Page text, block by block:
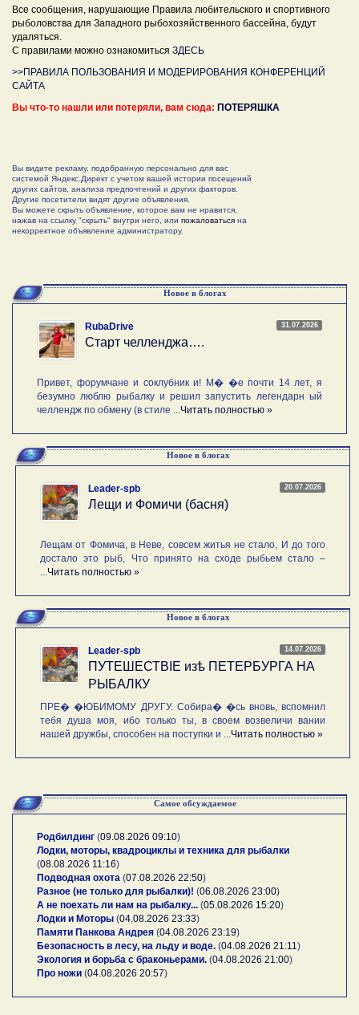
Все сообщения, нарушающие Правила любительского и спортивного
рыболовства для Западного рыбохозяйственного бассейна, будут
удаляться.
С правилами можно ознакомиться ЗДЕСЬ
>>ПРАВИЛА ПОЛЬЗОВАНИЯ И МОДЕРИРОВАНИЯ КОНФЕРЕНЦИЙ
САЙТА
Вы что-то нашли или потеряли, вам сюда: ПОТЕРЯШКА
Вы видите рекламу, подобранную персонально для вас
системой Яндекс.Директ с учетом вашей истории посещений
других сайтов, анализа предпочтений и других факторов.
Другие посетители видят другие объявления.
Вы можете скрыть объявление, которое вам не нравится,
нажав на ссылку "скрыть" внутри него, или пожаловаться на
некорректное объявление администратору.
Новое в блогах
31.07.2026
RubaDrive
Старт челленджа….
Привет, форумчане и соклубник и! М� �е почти 14 лет, я
безумно люблю рыбалку и решил запустить легендарн ый
челлендж по обмену (в стиле ... Читать полностью »
Новое в блогах
20.07.2026
Leader-spb
Лещи и Фомичи (басня)
Лещам от Фомича, в Неве, совсем житья не стало, И до того
достало это рыб, Что принято на сходе рыбьем стало –
Читать полностью »
Новое в блогах
14.07.2026
Leader-spb
ПУТЕШЕСТВIE изѣ ПЕТЕРБУРГА НА
РЫБАЛКУ
ПРЕ� �ЮБИМОМУ ДРУГУ. Собира� �сь вновь, вспомнил
тебя душа моя, ибо только ты, в своем возвеличи вании
нашей дружбы, способен на поступки и ... Читать полностью »
Самое обсуждаемое
Родбилдинг (09.08.2026 09:10)
Лодки, моторы, квадроциклы и техника для рыбалки
(08.08.2026 11:16)
Подводная охота (07.08.2026 22:50)
Разное (не только для рыбалки)! (06.08.2026 23:00)
А не поехать ли нам на рыбалку... (05.08.2026 15:20)
Лодки и Моторы (04.08.2026 23:33)
Памяти Панкова Андрея (04.08.2026 23:19)
Безопасность в лесу, на льду и воде. (04.08.2026 21:11 )
Экология и борьба с браконьерами. (04.08.2026 21:00)
Про ножи (04.08.2026 20:57)